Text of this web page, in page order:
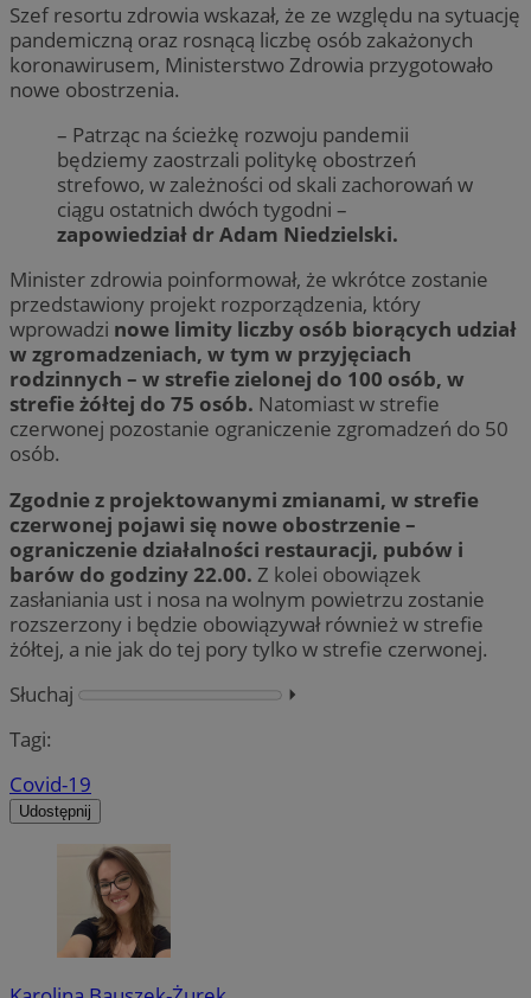
Szef resortu zdrowia wskazał, że ze względu na sytuację
pandemiczną oraz rosnącą liczbę osób zakażonych
koronawirusem, Ministerstwo Zdrowia przygotowało
nowe obostrzenia.
– Patrząc na ścieżkę rozwoju pandemii
będziemy zaostrzali politykę obostrzeń
strefowo, w zależności od skali zachorowań w
ciągu ostatnich dwóch tygodni –
zapowiedział dr Adam Niedzielski.
Minister zdrowia poinformował, że wkrótce zostanie
przedstawiony projekt rozporządzenia, który
wprowadzi nowe limity liczby osób biorących udział
w zgromadzeniach, w tym w przyjęciach
rodzinnych – w strefie zielonej do 100 osób, w
strefie żółtej do 75 osób. Natomiast w strefie
czerwonej pozostanie ograniczenie zgromadzeń do 50
osób.
Zgodnie z projektowanymi zmianami, w strefie
czerwonej pojawi się nowe obostrzenie –
ograniczenie działalności restauracji, pubów i
barów do godziny 22.00. Z kolei obowiązek
zasłaniania ust i nosa na wolnym powietrzu zostanie
rozszerzony i będzie obowiązywał również w strefie
żółtej, a nie jak do tej pory tylko w strefie czerwonej.
Słuchaj
⏵︎
Tagi:
Covid-19
Udostępnij